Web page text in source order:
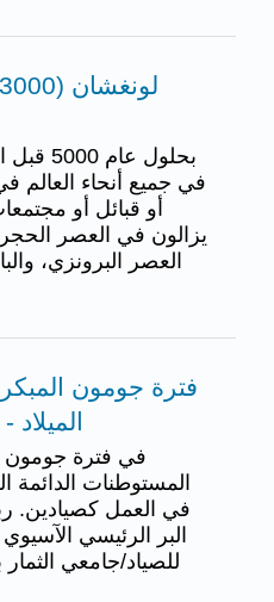
بحلول
في جميع أنحاء العالم
أو قبائل أو
يزالون في العصر
العصر البرونزي،
الميلاد - 2500 قبل الميلاد)
في فترة جومون
المستوطنات الدائمة
في العمل كصيادين.
البر الرئيسي
للصياد/جامعي